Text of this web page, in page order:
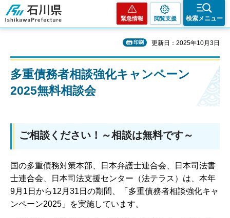
石川県
緊急情報 閲覧支援 検索メニュー
印刷 更新日：2025年10月3日
多重債務者相談強化キャンペーン
2025無料相談会
ご相談ください！～相談は無料です～
国の多重債務対策本部、日本弁護士連合会、日本司法書
士連合会、日本司法支援センター（法テラス）は、本年
9月1日から12月31日の期間、「多重債務者相談強化キャ
ンペーン2025」を実施しています。